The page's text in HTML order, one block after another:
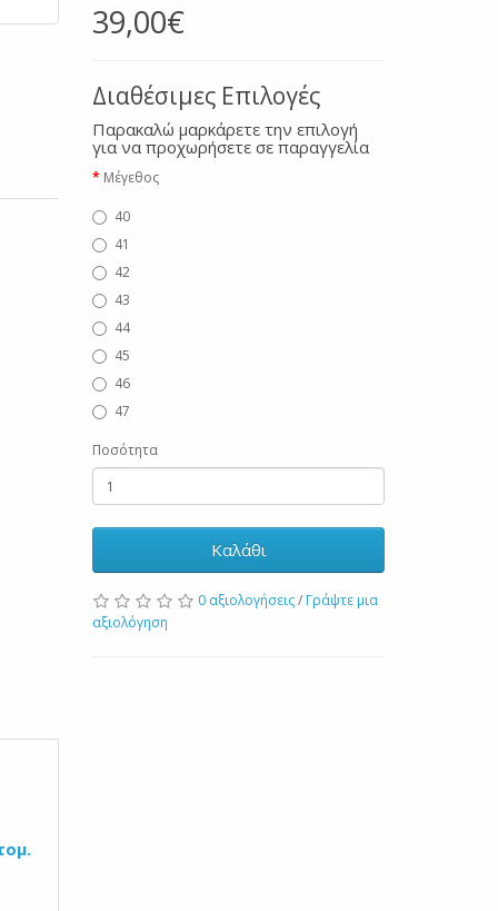
39,00€
Διαθέσιμες Επιλογές
Παρακαλώ μαρκάρετε την επιλογή
για να προχωρήσετε σε παραγγελία
Μέγεθος
40
41
42
43
44
45
46
47
Ποσότητα
Καλάθι
0 αξιολογήσεις/ Γράψτε μια
αξιολόγηση